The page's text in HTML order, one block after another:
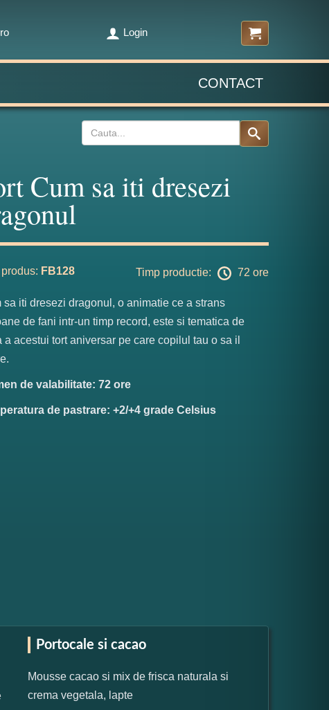
Login
CONTACT
Cum sa iti dresezi
FB128 Timp productie: 72 ore
sa iti dresezi dragonul, o animatie ce a strans
de fani intr-un timp record, este si tematica de
a acestui tort aniversar pe care copilul tau o sa il
de valabilitate: 72 ore
de pastrare: +2/+4 grade Celsius
Portocale si cacao
Mousse cacao si mix de frisca naturala si
crema vegetala, lapte